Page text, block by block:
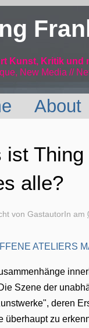
Kunst, Kritik und
New Media //
About
ist
alle?
vonGastautorIn am
Szene der
deren
überhaupt zu